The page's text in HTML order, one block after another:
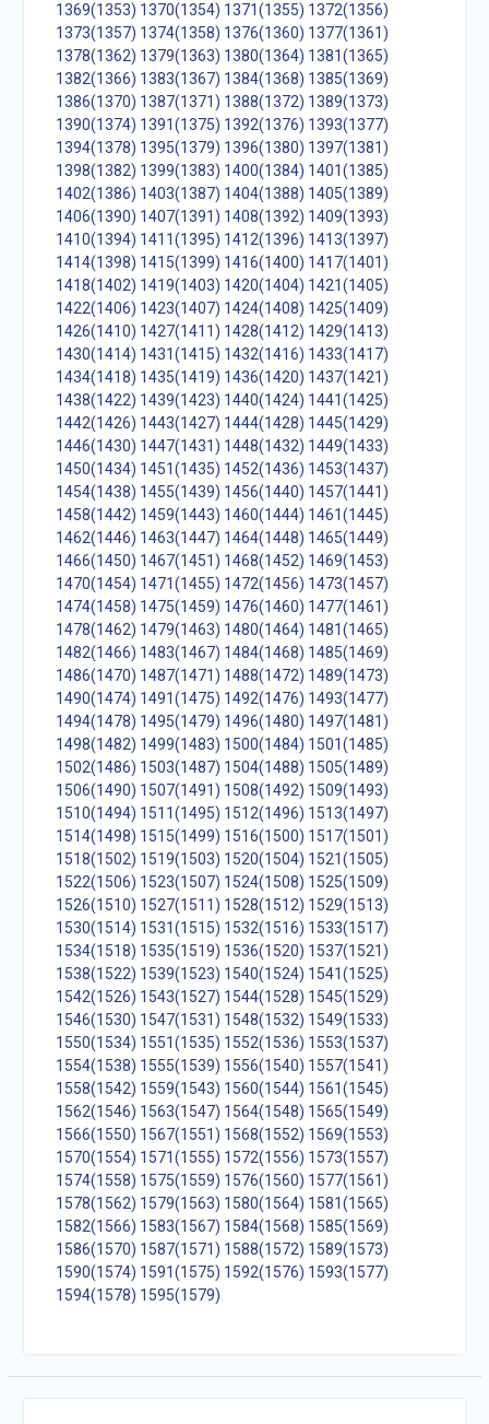
1369(1353) 1370(1354) 1371(1355) 1372(1356)
1373(1357) 1374(1358) 1376(1360) 1377(1361)
1378(1362) 1379(1363) 1380(1364) 1381(1365)
1382(1366) 1383(1367) 1384(1368) 1385(1369)
1386(1370) 1387(1371) 1388(1372) 1389(1373)
1390(1374) 1391(1375) 1392(1376) 1393(1377)
1394(1378) 1395(1379) 1396(1380) 1397(1381)
1398(1382) 1399(1383) 1400(1384) 1401(1385)
1402(1386) 1403(1387) 1404(1388) 1405(1389)
1406(1390) 1407(1391) 1408(1392) 1409(1393)
1410(1394) 1411(1395) 1412(1396) 1413(1397)
1414(1398) 1415(1399) 1416(1400) 1417(1401)
1418(1402) 1419(1403) 1420(1404) 1421(1405)
1422(1406) 1423(1407) 1424(1408) 1425(1409)
1426(1410) 1427(1411) 1428(1412) 1429(1413)
1430(1414) 1431(1415) 1432(1416) 1433(1417)
1434(1418) 1435(1419) 1436(1420) 1437(1421)
1438(1422) 1439(1423) 1440(1424) 1441(1425)
1442(1426) 1443(1427) 1444(1428) 1445(1429)
1446(1430) 1447(1431) 1448(1432) 1449(1433)
1450(1434) 1451(1435) 1452(1436) 1453(1437)
1454(1438) 1455(1439) 1456(1440) 1457(1441)
1458(1442) 1459(1443) 1460(1444) 1461(1445)
1462(1446) 1463(1447) 1464(1448) 1465(1449)
1466(1450) 1467(1451) 1468(1452) 1469(1453)
1470(1454) 1471(1455) 1472(1456) 1473(1457)
1474(1458) 1475(1459) 1476(1460) 1477(1461)
1478(1462) 1479(1463) 1480(1464) 1481(1465)
1482(1466) 1483(1467) 1484(1468) 1485(1469)
1486(1470) 1487(1471) 1488(1472) 1489(1473)
1490(1474) 1491(1475) 1492(1476) 1493(1477)
1494(1478) 1495(1479) 1496(1480) 1497(1481)
1498(1482) 1499(1483) 1500(1484) 1501(1485)
1502(1486) 1503(1487) 1504(1488) 1505(1489)
1506(1490) 1507(1491) 1508(1492) 1509(1493)
1510(1494) 1511(1495) 1512(1496) 1513(1497)
1514(1498) 1515(1499) 1516(1500) 1517(1501)
1518(1502) 1519(1503) 1520(1504) 1521(1505)
1522(1506) 1523(1507) 1524(1508) 1525(1509)
1526(1510) 1527(1511) 1528(1512) 1529(1513)
1530(1514) 1531(1515) 1532(1516) 1533(1517)
1534(1518) 1535(1519) 1536(1520) 1537(1521)
1538(1522) 1539(1523) 1540(1524) 1541(1525)
1542(1526) 1543(1527) 1544(1528) 1545(1529)
1546(1530) 1547(1531) 1548(1532) 1549(1533)
1550(1534) 1551(1535) 1552(1536) 1553(1537)
1554(1538) 1555(1539) 1556(1540) 1557(1541)
1558(1542) 1559(1543) 1560(1544) 1561(1545)
1562(1546) 1563(1547) 1564(1548) 1565(1549)
1566(1550) 1567(1551) 1568(1552) 1569(1553)
1570(1554) 1571(1555) 1572(1556) 1573(1557)
1574(1558) 1575(1559) 1576(1560) 1577(1561)
1578(1562) 1579(1563) 1580(1564) 1581(1565)
1582(1566) 1583(1567) 1584(1568) 1585(1569)
1586(1570) 1587(1571) 1588(1572) 1589(1573)
1590(1574) 1591(1575) 1592(1576) 1593(1577)
1594(1578) 1595(1579)